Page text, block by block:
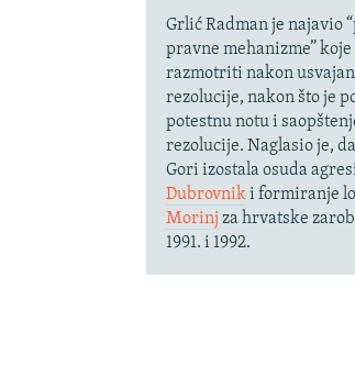
Grlić Radman je najavio
pravne mehanizme” koje
razmotriti nakon
rezolucije, nakon što je
potestnu notu i
rezolucije. Naglasio je,
Gori izostala osuda
Dubrovniki formiranje
Morinj za hrvatske
1991. i 1992.